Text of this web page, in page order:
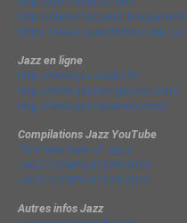
http://chrischarpenel.blogspot.fr
https://www.yvesdorison.net/q-r
Jazz en ligne
http://www.jazzradio.fr/
http://www.jazzmagazine.com/
http://www.jazzavienne.com/
Compilations Jazz YouTube
The Very Best of Jazz
JAZZ COMPILATION 2014
JAZZ COMPILATION 2013
Autres infos Jazz